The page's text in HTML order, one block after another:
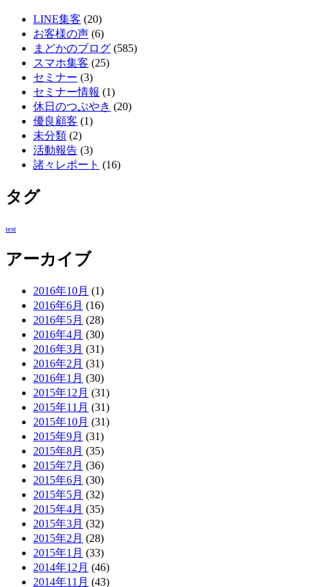
LINE集客 (20)
お客様の声 (6)
まどかのブログ (585)
スマホ集客 (25)
セミナー (3)
セミナー情報 (1)
休日のつぶやき (20)
優良顧客 (1)
未分類 (2)
活動報告 (3)
諸々レポート (16)
タグ
test
アーカイブ
2016年10月 (1)
2016年6月 (16)
2016年5月 (28)
2016年4月 (30)
2016年3月 (31)
2016年2月 (31)
2016年1月 (30)
2015年12月 (31)
2015年11月 (31)
2015年10月 (31)
2015年9月 (31)
2015年8月 (35)
2015年7月 (36)
2015年6月 (30)
2015年5月 (32)
2015年4月 (35)
2015年3月 (32)
2015年2月 (28)
2015年1月 (33)
2014年12月 (46)
2014年11月 (43)